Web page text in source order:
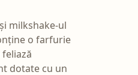
milkshake-ul
o farfurie
dotate cu un